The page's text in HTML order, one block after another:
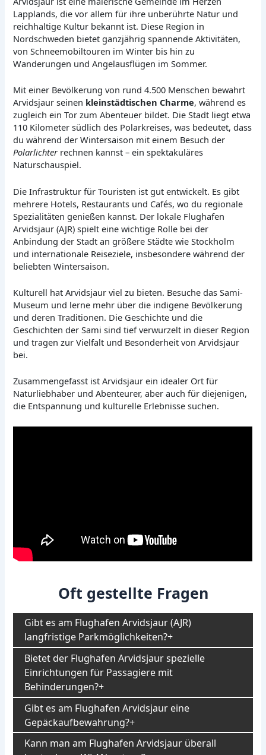
Lapplands, die vor allem für ihre unberührte Natur und
reichhaltige Kultur bekannt ist. Diese Region in
Nordschweden bietet ganzjährig spannende Aktivitäten,
von Schneemobiltouren im Winter bis hin zu
Wanderungen und Angelausflügen im Sommer.
Mit einer Bevölkerung von rund 4.500 Menschen bewahrt
Arvidsjaur seinen kleinstädtischen Charme, während es
zugleich ein Tor zum Abenteuer bildet. Die Stadt liegt etwa
110 Kilometer südlich des Polarkreises, was bedeutet, dass
du während der Wintersaison mit einem Besuch der
Polarlichterrechnen kannst – ein spektakuläres
Naturschauspiel.
Die Infrastruktur für Touristen ist gut entwickelt. Es gibt
mehrere Hotels, Restaurants und Cafés, wo du regionale
Spezialitäten genießen kannst. Der lokale Flughafen
Arvidsjaur (AJR) spielt eine wichtige Rolle bei der
Anbindung der Stadt an größere Städte wie Stockholm
und internationale Reiseziele, insbesondere während der
beliebten Wintersaison.
Kulturell hat Arvidsjaur viel zu bieten. Besuche das Sami-
Museum und lerne mehr über die indigene Bevölkerung
und deren Traditionen. Die Geschichte und die
Geschichten der Sami sind tief verwurzelt in dieser Region
und tragen zur Vielfalt und Besonderheit von Arvidsjaur
bei.
Zusammengefasst ist Arvidsjaur ein idealer Ort für
Naturliebhaber und Abenteurer, aber auch für diejenigen,
die Entspannung und kulturelle Erlebnisse suchen.
Oft gestellte Fragen
Gibt es am Flughafen Arvidsjaur (AJR)
langfristige Parkmöglichkeiten?
Bietet der Flughafen Arvidsjaur spezielle
Einrichtungen für Passagiere mit
Behinderungen?
Gibt es am Flughafen Arvidsjaur eine
Gepäckaufbewahrung?
Kann man am Flughafen Arvidsjaur überall